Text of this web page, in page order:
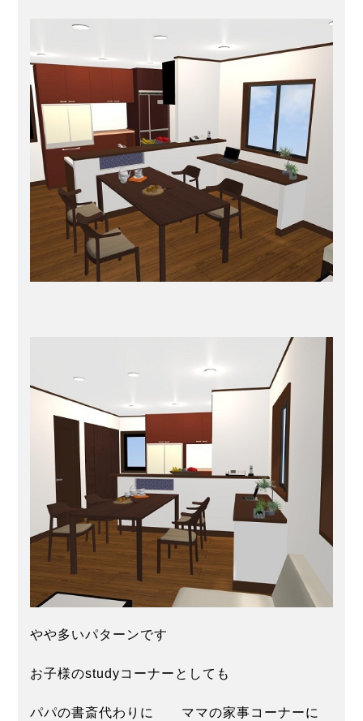
やや多いパターンです
お子様のstudyコーナーとしても
パパの書斎代わりに ママの家事コーナーに